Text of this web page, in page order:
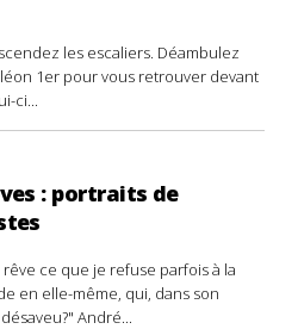
les escaliers. Déambulez
1er pour vous retrouver devant
ci...
: portraits de
ce que je refuse parfois à la
en elle-même, qui, dans son
André...